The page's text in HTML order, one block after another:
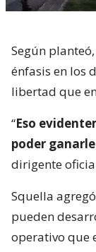
Según
énfasis en los
libertad que
“Eso
poder
dirigente
Squella
pueden
operativo que